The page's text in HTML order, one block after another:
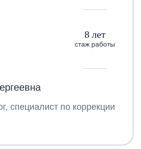
8 лет
стаж работы
специалист по коррекции